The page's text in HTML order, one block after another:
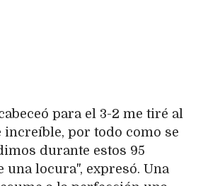
para el 3-2 me tiré al
por todo como se
durante estos 95
una locura", expresó. Una